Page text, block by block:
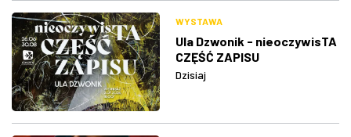
WYSTAWA
Ula Dzwonik - nieoczywisTA
CZĘŚĆ ZAPISU
Dzisiaj